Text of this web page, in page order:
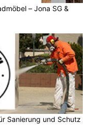
– Jona SG &
Sanierung und Schutz